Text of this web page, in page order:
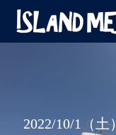
2022/10/1（